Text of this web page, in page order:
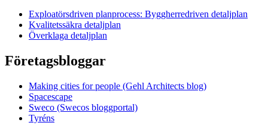
Exploatörsdriven planprocess: Byggherredriven detaljplan
Kvalitetssäkra detaljplan
Överklaga detaljplan
Företagsbloggar
Making cities for people (Gehl Architects blog)
Spacescape
Sweco (Swecos bloggportal)
Tyréns